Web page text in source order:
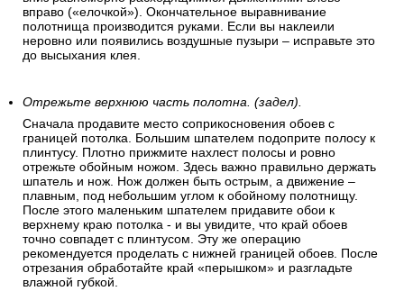
вправо («елочкой»). Окончательное выравнивание
полотнища производится руками. Если вы наклеили
неровно или появились воздушные пузыри – исправьте это
до высыхания клея.
Отрежьте верхнюю часть полотна. (задел).
Сначала продавите место соприкосновения обоев с
границей потолка. Большим шпателем подоприте полосу к
плинтусу. Плотно прижмите нахлест полосы и ровно
отрежьте обойным ножом. Здесь важно правильно держать
шпатель и нож. Нож должен быть острым, а движение –
плавным, под небольшим углом к обойному полотнищу.
После этого маленьким шпателем придавите обои к
верхнему краю потолка - и вы увидите, что край обоев
точно совпадет с плинтусом. Эту же операцию
рекомендуется проделать с нижней границей обоев. После
отрезания обработайте край «перышком» и разгладьте
влажной губкой.